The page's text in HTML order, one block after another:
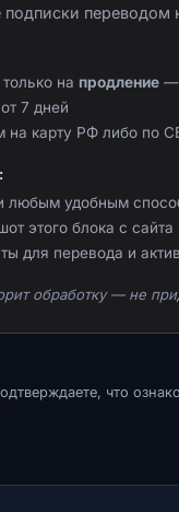
подписки
на продление —
7 дней
на карту РФ либо по
любым удобным
этого блока с
для перевода и
обработку — не
что